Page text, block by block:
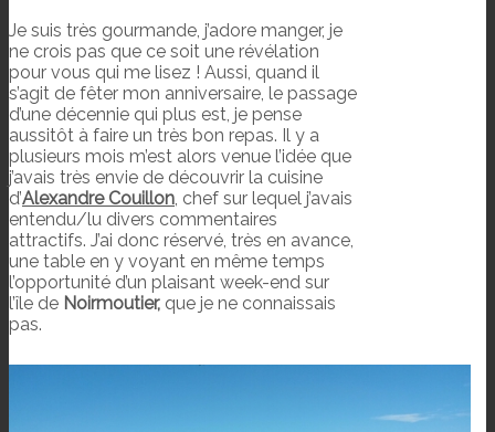
Je suis très gourmande, j’adore manger, je
ne crois pas que ce soit une révélation
pour vous qui me lisez ! Aussi, quand il
s’agit de fêter mon anniversaire, le passage
d’une décennie qui plus est, je pense
aussitôt à faire un très bon repas. Il y a
plusieurs mois m’est alors venue l’idée que
j’avais très envie de découvrir la cuisine
d’Alexandre Couillon , chef sur lequel j’avais
entendu/lu divers commentaires
attractifs. J’ai donc réservé, très en avance,
une table en y voyant en même temps
l’opportunité d’un plaisant week-end sur
l’île de Noirmoutier, que je ne connaissais
pas.